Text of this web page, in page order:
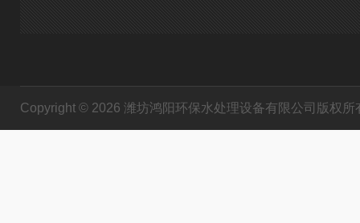
Copyright © 2026 潍坊鸿阳环保水处理设备有限公司版权所